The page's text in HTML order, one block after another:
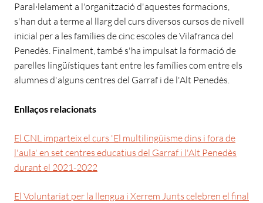
Paral·lelament a l'organització d'aquestes formacions,
s'han dut a terme al llarg del curs diversos cursos de nivell
inicial per a les famílies de cinc escoles de Vilafranca del
Penedès. Finalment, també s'ha impulsat la formació de
parelles lingüístiques tant entre les famílies com entre els
alumnes d'alguns centres del Garraf i de l'Alt Penedès.
Enllaços relacionats
El CNL imparteix el curs 'El multilingüisme dins i fora de
l'aula' en set centres educatius del Garraf i l'Alt Penedès
durant el 2021-2022
El Voluntariat per la llengua i Xerrem Junts celebren el final